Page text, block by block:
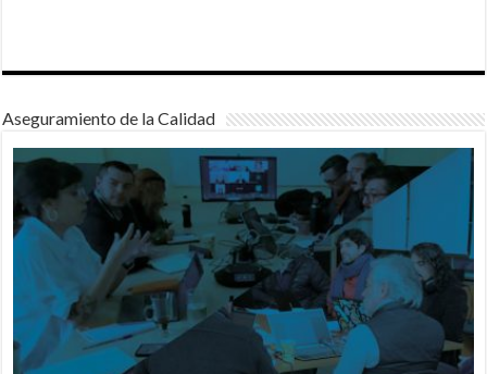
Aseguramiento de la Calidad